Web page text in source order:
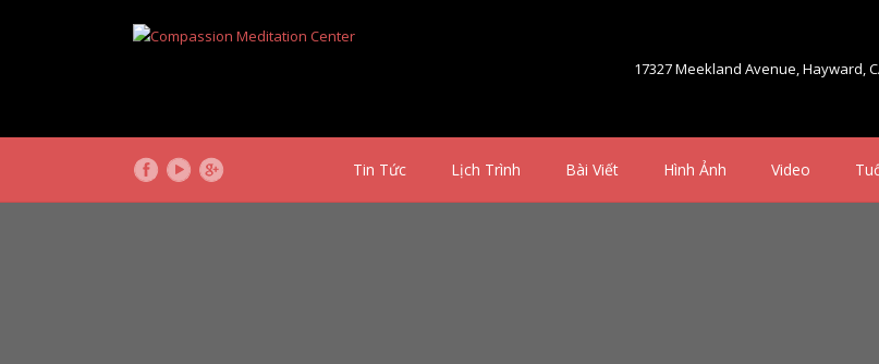
17327 Meekland Avenue, Hayward,
Tin Tức Lịch Trình Bài Viết Hình Ảnh Video